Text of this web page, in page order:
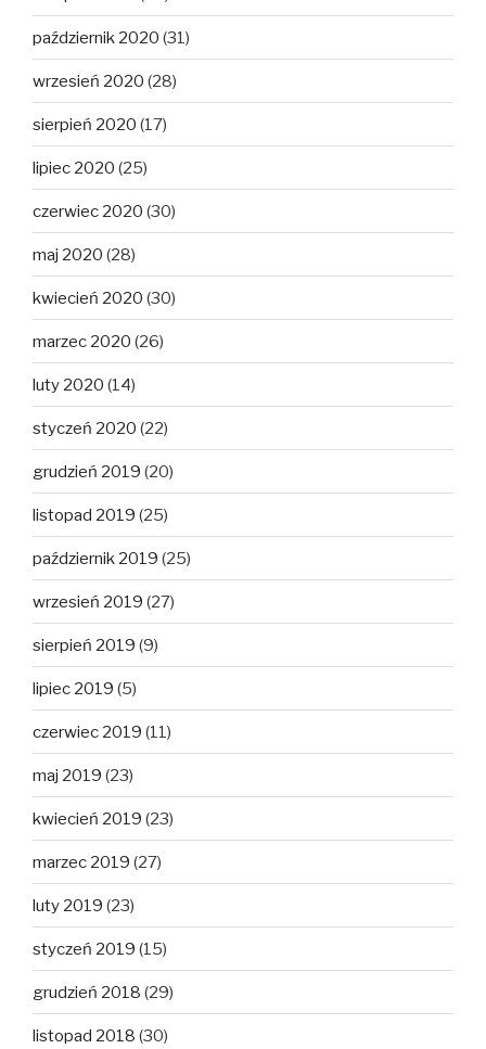
październik 2020 (31)
wrzesień 2020 (28)
sierpień 2020 (17)
lipiec 2020 (25)
czerwiec 2020 (30)
maj 2020 (28)
kwiecień 2020 (30)
marzec 2020 (26)
luty 2020 (14)
styczeń 2020 (22)
grudzień 2019 (20)
listopad 2019 (25)
październik 2019 (25)
wrzesień 2019 (27)
sierpień 2019 (9)
lipiec 2019 (5)
czerwiec 2019 (11)
maj 2019 (23)
kwiecień 2019 (23)
marzec 2019 (27)
luty 2019 (23)
styczeń 2019 (15)
grudzień 2018 (29)
listopad 2018 (30)